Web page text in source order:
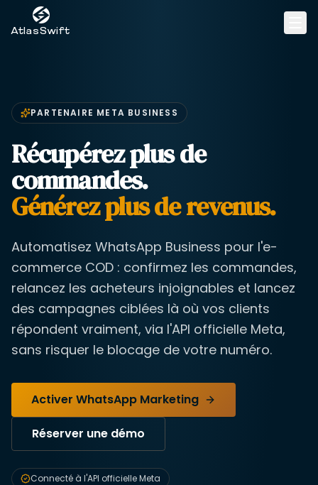
AtlasSwift
Fulfillment
WhatsApp Marketing
Contact
FR
Se connecter
PARTENAIRE META BUSINESS
Récupérez plus de
commandes.
Générez plus de revenus.
Automatisez WhatsApp Business pour l'e-
commerce COD : confirmez les commandes,
relancez les acheteurs injoignables et lancez
des campagnes ciblées là où vos clients
répondent vraiment, via l'API officielle Meta,
sans risquer le blocage de votre numéro.
Activer WhatsApp Marketing
Réserver une démo
Connecté à l'API officielle Meta